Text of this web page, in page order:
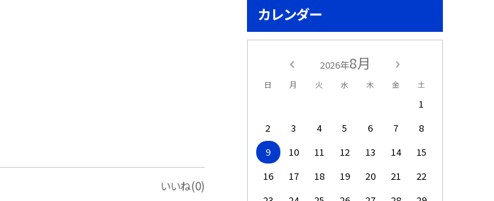
いいね(0)
カレンダー
2026年8月
日 月 火 水 木 金 土
1
2
3 4 5 6 7
8
9
10 11 12 13 14
15
16
17 18 19 20 21
22